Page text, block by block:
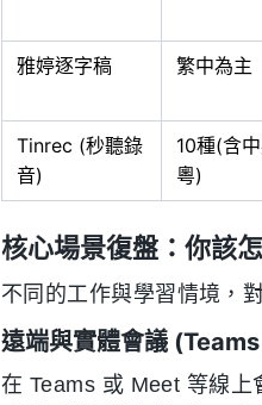
雅婷逐字稿 繁中為主
Tinrec (秒聽錄
音)
10種(含
粵)
核心場景復盤：你該
不同的工作與學習情境，
遠端與實體會議
在 Teams 或 Meet 等線上